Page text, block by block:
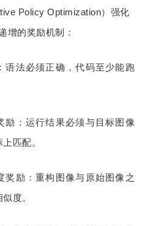
Policy Optimization）强化
增的奖励机制：
语法必须正确，代码至少能跑
励：运行结果必须与目标图像
匹配。
奖励：重构图像与原始图像之
度。